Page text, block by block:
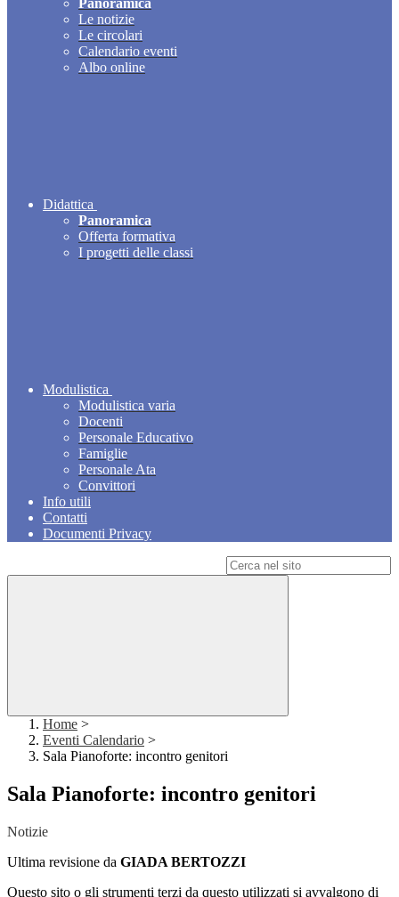
Panoramica
Le notizie
Le circolari
Calendario eventi
Albo online
Didattica
Panoramica
Offerta formativa
I progetti delle classi
Modulistica
Modulistica varia
Docenti
Personale Educativo
Famiglie
Personale Ata
Convittori
Info utili
Contatti
Documenti Privacy
Home >
Eventi Calendario >
Sala Pianoforte: incontro genitori
Sala Pianoforte: incontro genitori
Notizie
Ultima revisione da GIADA BERTOZZI
Questo sito o gli strumenti terzi da questo utilizzati si avvalgono di